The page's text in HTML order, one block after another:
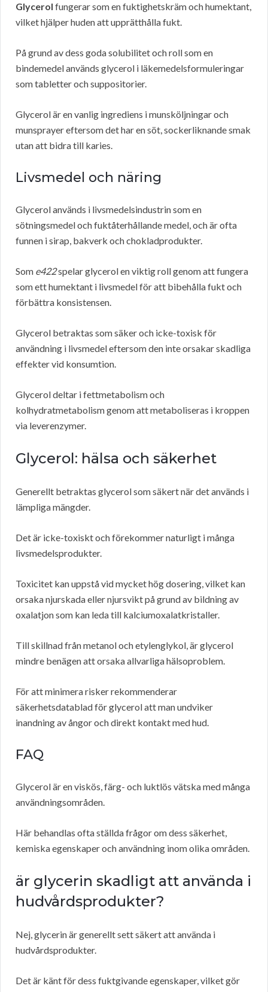
Glycerol fungerar som en fuktighetskräm och humektant,
vilket hjälper huden att upprätthålla fukt.
På grund av dess goda solubilitet och roll som en
bindemedel används glycerol i läkemedelsformuleringar
som tabletter och suppositorier.
Glycerol är en vanlig ingrediens i munsköljningar och
munsprayer eftersom det har en söt, sockerliknande smak
utan att bidra till karies.
Livsmedel och näring
Glycerol används i livsmedelsindustrin som en
sötningsmedel och fuktåterhållande medel, och är ofta
funnen i sirap, bakverk och chokladprodukter.
Som e422spelar glycerol en viktig roll genom att fungera
som ett humektant i livsmedel för att bibehålla fukt och
förbättra konsistensen.
Glycerol betraktas som säker och icke-toxisk för
användning i livsmedel eftersom den inte orsakar skadliga
effekter vid konsumtion.
Glycerol deltar i fettmetabolism och
kolhydratmetabolism genom att metaboliseras i kroppen
via leverenzymer.
Glycerol: hälsa och säkerhet
Generellt betraktas glycerol som säkert när det används i
lämpliga mängder.
Det är icke-toxiskt och förekommer naturligt i många
livsmedelsprodukter.
Toxicitet kan uppstå vid mycket hög dosering, vilket kan
orsaka njurskada eller njursvikt på grund av bildning av
oxalatjon som kan leda till kalciumoxalatkristaller.
Till skillnad från metanol och etylenglykol, är glycerol
mindre benägen att orsaka allvarliga hälsoproblem.
För att minimera risker rekommenderar
säkerhetsdatablad för glycerol att man undviker
inandning av ångor och direkt kontakt med hud.
FAQ
Glycerol är en viskös, färg- och luktlös vätska med många
användningsområden.
Här behandlas ofta ställda frågor om dess säkerhet,
kemiska egenskaper och användning inom olika områden.
är glycerin skadligt att använda i
hudvårdsprodukter?
Nej, glycerin är generellt sett säkert att använda i
hudvårdsprodukter.
Det är känt för dess fuktgivande egenskaper, vilket gör